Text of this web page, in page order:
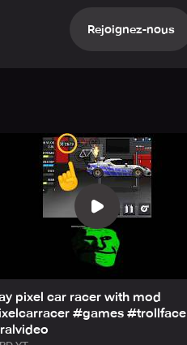
Rejoignez-nous
pixel car racer with mod
#games #trollface